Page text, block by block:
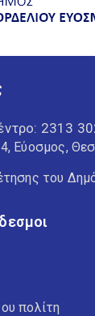
2313
Εύοσμος,
του
πολίτη